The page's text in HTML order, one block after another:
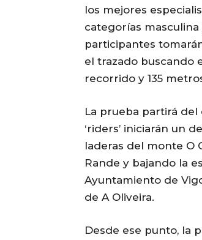
los mejores
categorías
participantes
el trazado buscando
recorrido y 135
La prueba partirá
‘riders’ iniciarán un
laderas del monte O
Rande y bajando la
Ayuntamiento de
de A Oliveira.
Desde ese punto, la